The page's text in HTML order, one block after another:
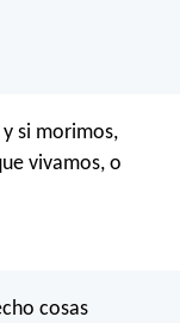
y si morimos,
vivamos, o
cosas